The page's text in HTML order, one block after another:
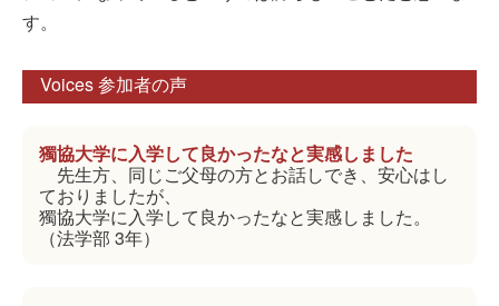
す。
Voices 参加者の声
獨協大学に入学して良かったなと実感しました
先生方、同じご父母の方とお話しでき、安心はし
ておりましたが、
獨協大学に入学して良かったなと実感しました。
（法学部 3年）